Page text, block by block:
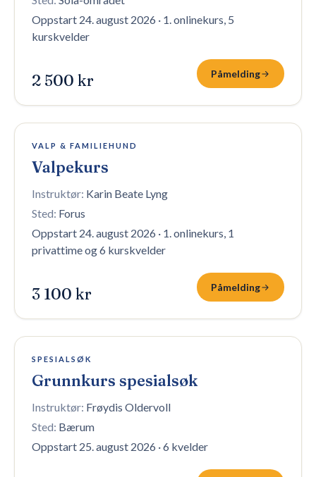
Oppstart 24. august 2026 · 1. onlinekurs, 5
kurskvelder
2 500 kr Påmelding
6 plasser igjen
VALP & FAMILIEHUND
Valpekurs
Instruktør: Karin Beate Lyng
Sted: Forus
Oppstart 24. august 2026 · 1. onlinekurs, 1
privattime og 6 kurskvelder
3 100 kr Påmelding
1 plass igjen
SPESIALSØK
Grunnkurs spesialsøk
Instruktør: Frøydis Oldervoll
Sted: Bærum
Oppstart 25. august 2026 ·6 kvelder